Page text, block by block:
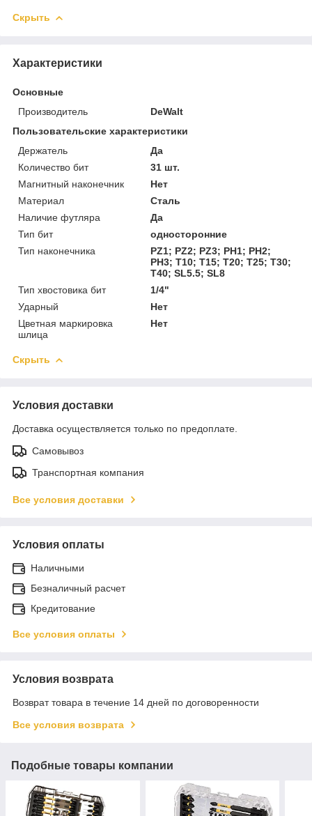
Скрыть
Характеристики
Основные
Производитель
DeWalt
Пользовательские характеристики
Держатель
Да
Количество бит
31 шт.
Магнитный наконечник
Нет
Материал
Сталь
Наличие футляра
Да
Тип бит
односторонние
Тип наконечника
PZ1; PZ2; PZ3; PH1; PH2;
PH3; T10; T15; T20; T25; T30;
T40; SL5.5; SL8
Тип хвостовика бит
1/4"
Ударный
Нет
Цветная маркировка
шлица
Нет
Скрыть
Условия доставки
Доставка осуществляется только по предоплате.
Самовывоз
Транспортная компания
Все условия доставки
Условия оплаты
Наличными
Безналичный расчет
Кредитование
Все условия оплаты
Условия возврата
Возврат товара в течение 14 дней по договоренности
Все условия возврата
Подобные товары компании